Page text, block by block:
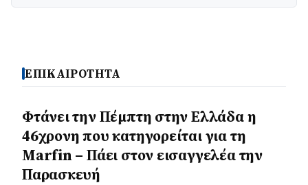
ΕΠΙΚΑΙΡΟΤΗΤΑ
Φτάνει την Πέμπτη στην Ελλάδα η
46χρονη που κατηγορείται για τη
Marfin – Πάει στον εισαγγελέα την
Παρασκευή